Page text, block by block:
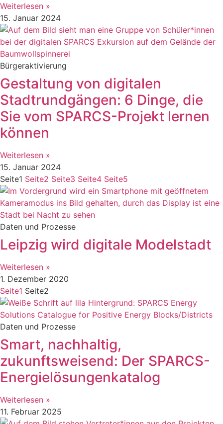
Weiterlesen »
15. Januar 2024
Bürgeraktivierung
Gestaltung von digitalen
Stadtrundgängen: 6 Dinge, die
Sie vom SPARCS-Projekt lernen
können
Weiterlesen »
15. Januar 2024
Seite1 Seite2 Seite3 Seite4 Seite5
Daten und Prozesse
Leipzig wird digitale Modelstadt
Weiterlesen »
1. Dezember 2020
Seite1 Seite2
Daten und Prozesse
Smart, nachhaltig,
zukunftsweisend: Der SPARCS-
Energielösungenkatalog
Weiterlesen »
11. Februar 2025